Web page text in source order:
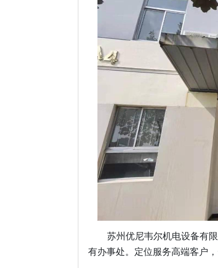
苏州优尼韦尔机电设备有
有办事处。 定位服务高端客户 ，